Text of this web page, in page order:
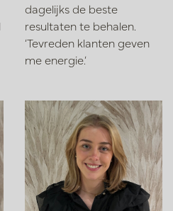
dagelijks de beste
resultaten te behalen.
‘Tevreden klanten geven
me energie.’